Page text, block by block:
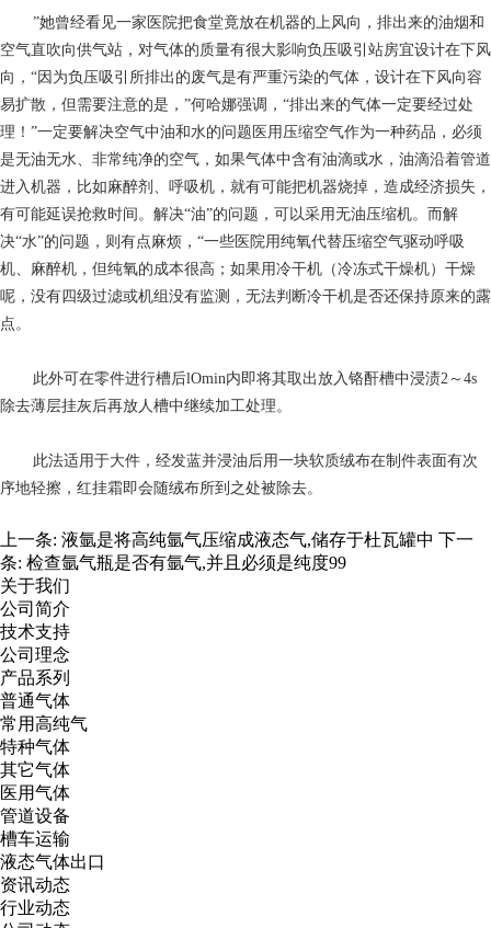
”她曾经看见一家医院把食堂竟放在机器的上风向，排出来的油烟和
空气直吹向供气站，对气体的质量有很大影响负压吸引站房宜设计在下风
向，“因为负压吸引所排出的废气是有严重污染的气体，设计在下风向容
易扩散，但需要注意的是，”何哈娜强调，“排出来的气体一定要经过处
理！”一定要解决空气中油和水的问题医用压缩空气作为一种药品，必须
是无油无水、非常纯净的空气，如果气体中含有油滴或水，油滴沿着管道
进入机器，比如麻醉剂、呼吸机，就有可能把机器烧掉，造成经济损失，
有可能延误抢救时间。解决“油”的问题，可以采用无油压缩机。而解
决“水”的问题，则有点麻烦，“一些医院用纯氧代替压缩空气驱动呼吸
机、麻醉机，但纯氧的成本很高；如果用冷干机（冷冻式干燥机）干燥
呢，没有四级过滤或机组没有监测，无法判断冷干机是否还保持原来的露
点。
此外可在零件进行槽后lOmin内即将其取出放入铬酐槽中浸渍2～4s
除去薄层挂灰后再放人槽中继续加工处理。
此法适用于大件，经发蓝并浸油后用一块软质绒布在制件表面有次
序地轻擦，红挂霜即会随绒布所到之处被除去。
上一条: 液氩是将高纯氩气压缩成液态气,储存于杜瓦罐中 下一
条: 检查氩气瓶是否有氩气,并且必须是纯度99
关于我们
公司简介
技术支持
公司理念
产品系列
普通气体
常用高纯气
特种气体
其它气体
医用气体
管道设备
槽车运输
液态气体出口
资讯动态
行业动态